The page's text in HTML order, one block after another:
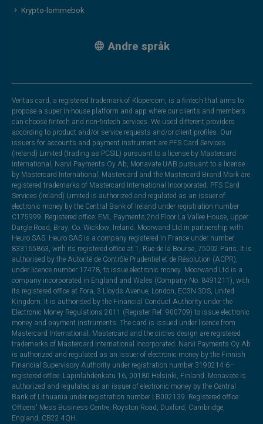
Krypto-lommebok
Andre språk
Veritas card, a registered trademark of Klopercom, is a fintech that aims to
propose a super in-house platform and app where our clients and members
can choose fintech and non-fintech services. We used different providers
according to product and/or service requests and/or client profiles. Our
issuers for accounts and payment instrument are PFS Card Services
(Ireland) Limited (trading as PCSIL) pursuant to a license by Mastercard
International, Narvi Payments Oy Ab, Monavate UAB pursuant to a license
by Mastercard International. Mastercard and the Mastercard Brand Mark are
registered trademarks of Mastercard International Incorporated. PFS Card
Services (Ireland) Limited is authorized and regulated as an issuer of
electronic money by the Central Bank of Ireland under registration number
C175999. Registered office: EML Payments,2nd Floor La Vallee House, Upper
Dargle Road, Bray, Co. Wicklow, Ireland. Moorwand Ltd in partnership with
Heuro SAS. Heuro SAS is a company registered in France under number
833165863, with its registered office at 1, Rue de la Bourse, 75002 Paris. It is
authorised by the Autorité de Contrôle Prudentiel et de Résolution (ACPR),
under licence number 17478, to issue electronic money. Moorwand Ltd is a
company incorporated in England and Wales (Company No. 8491211), with
its registered office at Fora, 3 Lloyds Avenue, London, EC3N 3DS, United
Kingdom. It is authorised by the Financial Conduct Authority under the
Electronic Money Regulations 2011 (Register Ref: 900709) to issue electronic
money and payment instruments. The card is issued under licence from
Mastercard International. Mastercard and the circles design are registered
trademarks of Mastercard International Incorporated. Narvi Payments Oy Ab
is authorized and regulated as an issuer of electronic money by the Finnish
Financial Supervisory Authority under registration number 3190214-6—
registered office: Lapinlahdenkatu 16, 00180 Helsinki, Finland. Monavate is
authorized and regulated as an issuer of electronic money by the Central
Bank of Lithuania under registration number LB002139. Registered office:
Officers' Mess Business Centre, Royston Road, Duxford, Cambridge,
England, CB22 4QH.